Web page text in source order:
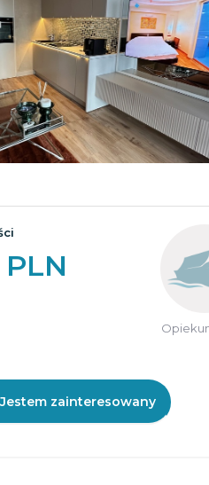
Zobacz
Jestem zainteresowany